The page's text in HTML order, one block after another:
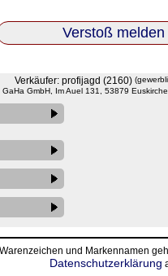
Verstoß melden
Verkäufer: profijagd (2160)
GaHa GmbH, Im Auel 131, 53879
und Markennamen
Datenschutzerklärung